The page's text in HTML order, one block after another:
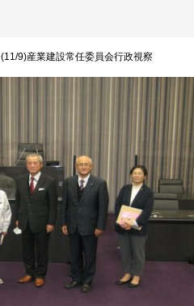
(11/9)産業建設常任委員会行政視察